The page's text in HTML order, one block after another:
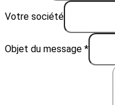
Votre société
Objet du message *